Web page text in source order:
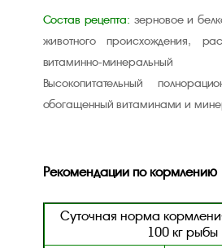
Состав рецепта: зерновое и
животного происхождения,
витаминно-
Высокопитательный
обогащенный витаминами и
Рекомендации по кормлению
Суточная норма
100 кг рыбы